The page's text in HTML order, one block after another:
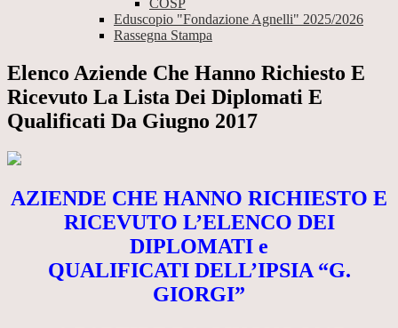
COSP
Eduscopio "Fondazione Agnelli" 2025/2026
Rassegna Stampa
Elenco Aziende Che Hanno Richiesto E
Ricevuto La Lista Dei Diplomati E
Qualificati Da Giugno 2017
AZIENDE CHE HANNO RICHIESTO E
RICEVUTO L’ELENCO DEI
DIPLOMATI e
QUALIFICATI DELL’IPSIA “G.
GIORGI”